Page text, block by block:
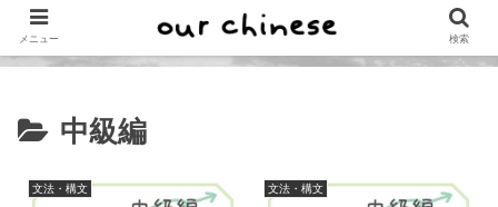
中級編
文法・構文 文法・構文
メニュー 検索